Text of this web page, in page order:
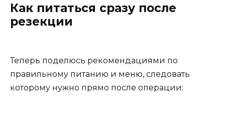
Как питаться сразу после
резекции
Теперь поделюсь рекомендациями по
правильному питанию и меню, следовать
которому нужно прямо после операции: